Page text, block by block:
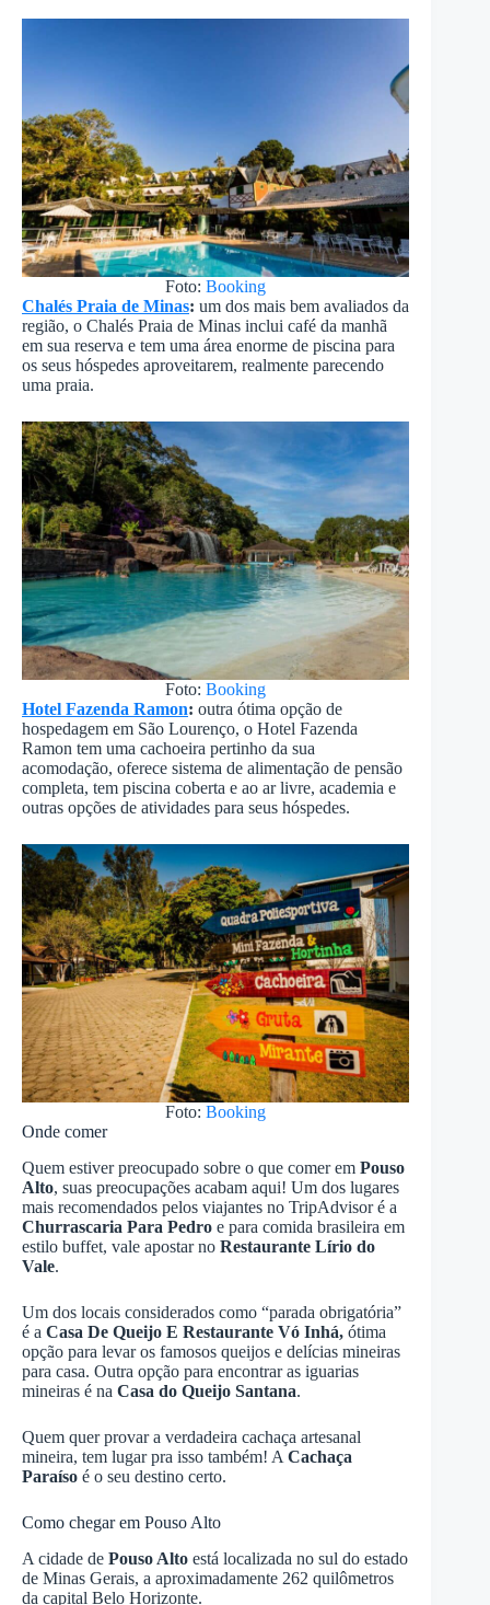
Foto:Booking
Chalés Praia de Minas: um dos mais bem avaliados da
região, o Chalés Praia de Minas inclui café da manhã
em sua reserva e tem uma área enorme de piscina para
os seus hóspedes aproveitarem, realmente parecendo
uma praia.
Foto:Booking
Hotel Fazenda Ramon: outra ótima opção de
hospedagem em São Lourenço, o Hotel Fazenda
Ramon tem uma cachoeira pertinho da sua
acomodação, oferece sistema de alimentação de pensão
completa, tem piscina coberta e ao ar livre, academia e
outras opções de atividades para seus hóspedes.
Foto:Booking
Onde comer
Quem estiver preocupado sobre o que comer em Pouso
Alto, suas preocupações acabam aqui! Um dos lugares
mais recomendados pelos viajantes no TripAdvisor é a
Churrascaria Para Pedro e para comida brasileira em
estilo buffet, vale apostar no Restaurante Lírio do
Vale.
Um dos locais considerados como “parada obrigatória”
é a Casa De Queijo E Restaurante Vó Inhá, ótima
opção para levar os famosos queijos e delícias mineiras
para casa. Outra opção para encontrar as iguarias
mineiras é na Casa do Queijo Santana.
Quem quer provar a verdadeira cachaça artesanal
mineira, tem lugar pra isso também! A Cachaça
Paraíso é o seu destino certo.
Como chegar em Pouso Alto
A cidade de Pouso Alto está localizada no sul do estado
de Minas Gerais, a aproximadamente 262 quilômetros
da capital Belo Horizonte.